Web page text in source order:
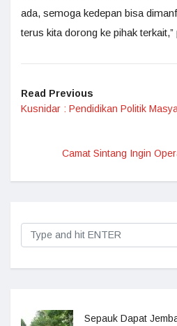
ada, semoga kedepan bisa
terus kita dorong ke pihak
Read Previous
Kusnidar : Pendidikan Politik
Camat Sintang Ingin
Sepauk Dapat